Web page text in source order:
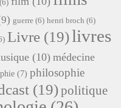
(6)
guerre (6) henri broch (6)
Livre (19)livres
(10) médecine
(7) philosophie
(19)politique